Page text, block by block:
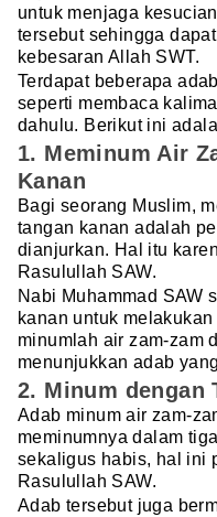
untuk menjaga
tersebut sehingga
kebesaran Allah SWT.
Terdapat beberapa
seperti membaca
dahulu. Berikut ini
1. Meminum Air
Kanan
Bagi seorang Muslim,
tangan kanan adalah
dianjurkan. Hal itu
Rasulullah SAW.
Nabi Muhammad SAW
kanan untuk
minumlah air zam-zam
menunjukkan adab
2. Minum dengan
Adab minum air zam-
meminumnya dalam
sekaligus habis, hal ini
Rasulullah SAW.
Adab tersebut juga